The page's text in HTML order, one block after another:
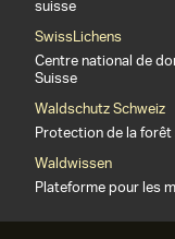
suisse
SwissLichens
Centre national de
Suisse
Waldschutz Schweiz
Protection de la
Waldwissen
Plateforme pour les